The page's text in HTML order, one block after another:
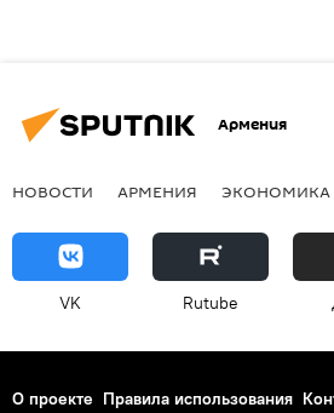
Армения
НОВОСТИ АРМЕНИЯ ЭКОНОМИКА
VK Rutube
О проекте Правила использования